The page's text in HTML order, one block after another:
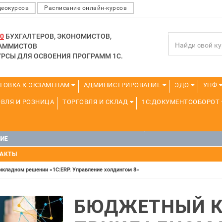
Расписание онлайн-курсов
БУХГАЛТЕРОВ, ЭКОНОМИСТОВ,
ДЛЯ ОСВОЕНИЯ ПРОГРАММ 1С.
К ЭКЗАМЕНАМ АДМИНИСТРИРОВАНИЕ ЭДО УНФ
И РОЗНИЦА ТОРГОВЛЯ И СКЛАД 1С:ДОКУМЕНТООБОРОТ
ПРЕПОДАВАТЕЛЕЙ ШКОЛЬНЫХ КУРСОВ
(ПРОФЕССИОНАЛЬНЫЕ ПРОБЫ) 4-6 ЧАСОВ ОТ 12 ЛЕТ
решении «1С:ERP. Управление холдингом 8»
БЮДЖЕТНЫЙ